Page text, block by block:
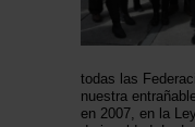
todas las
nuestra
en 2007, en la